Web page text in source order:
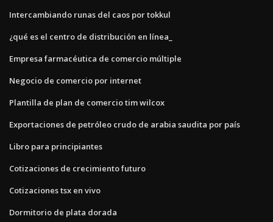
Intercambiando runas del caos por tokkul
¿qué es el centro de distribución en línea_
Empresa farmacéutica de comercio múltiple
Negocio de comercio por internet
Plantilla de plan de comercio tim wilcox
Exportaciones de petróleo crudo de arabia saudita por país
Libro para principiantes
Cotizaciones de crecimiento futuro
Cotizaciones tsx en vivo
Dormitorio de plata dorada